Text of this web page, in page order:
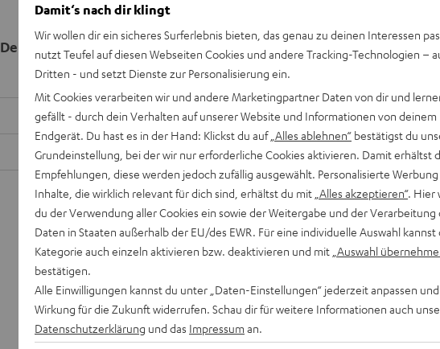
Deine Kaufberatung
Keinen Store in der Nähe? Kein
beraten dich auch persönlich am
SUPREME IN Silikon-Ohradapter (S, M)
Damit‘s nach dir klingt
Wir wollen dir ein sicheres Surferlebnis bieten, das genau zu deinen Interessen
nutzt Teufel auf diesen Webseiten Cookies und andere Tracking-Technologien –
Dritten - und setzt Dienste zur Personalisierung ein.
Mit Cookies verarbeiten wir und andere Marketingpartner Daten von dir und
gefällt - durch dein Verhalten auf unserer Website und Informationen von deinem
Endgerät. Du hast es in der Hand: Klickst du auf „Alles ablehnen“ bestätigst du
Grundeinstellung, bei der wir nur erforderliche Cookies aktivieren. Damit erhältst
Empfehlungen, diese werden jedoch zufällig ausgewählt. Personalisierte
Inhalte, die wirklich relevant für dich sind, erhältst du mit „Alles akzeptieren“. Hier
du der Verwendung aller Cookies ein sowie der Weitergabe und der Verarbeitung
Daten in Staaten außerhalb der EU/des EWR. Für eine individuelle Auswahl kannst
Kategorie auch einzeln aktivieren bzw. deaktivieren und mit „Auswahl
bestätigen.
Alle Einwilligungen kannst du unter „Daten-Einstellungen“ jederzeit anpassen
Wirkung für die Zukunft widerrufen. Schau dir für weitere Informationen auch
Datenschutzerklärung und das Impressum an.